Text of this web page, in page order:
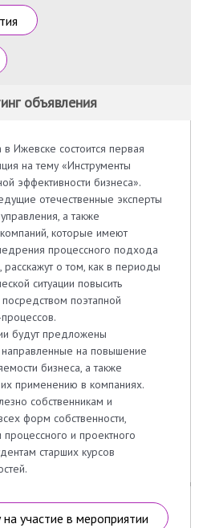
объявления
Ижевске состоится первая
на тему «Инструменты
эффективности бизнеса».
отечественные эксперты
а также
которые имеют
процессного подхода
о том, как в периоды
ситуации повысить
поэтапной
будут предложены
на повышение
бизнеса, а также
применению в компаниях.
собственникам и
форм собственности,
процессного и проектного
старших курсов
участие в мероприятии